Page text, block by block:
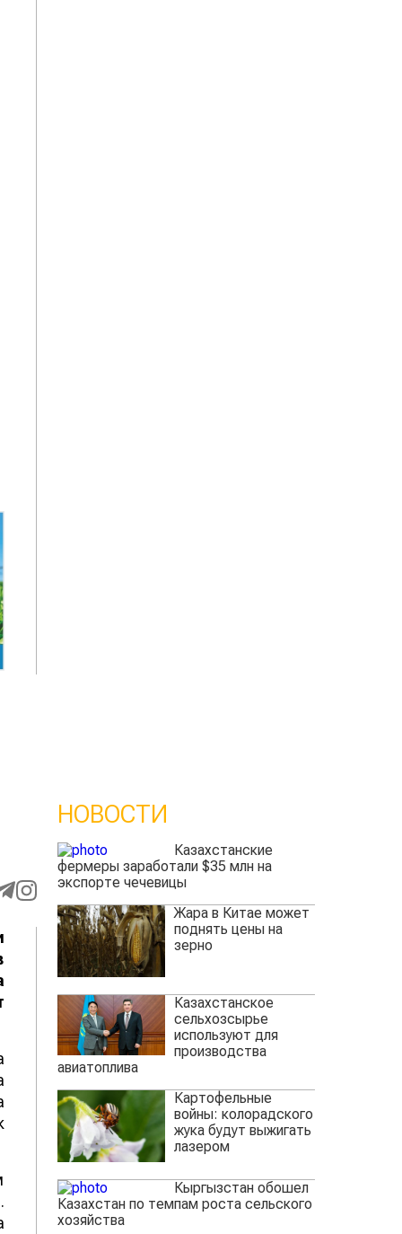
НОВОСТИ
Казахстанские
фермеры заработали $35 млн на
экспорте чечевицы
Жара в Китае может
поднять цены на
зерно
Казахстанское
сельхозсырье
используют для
производства
авиатоплива
Картофельные
войны: колорадского
жука будут выжигать
лазером
Кыргызстан обошел
Казахстан по темпам роста сельского
хозяйства